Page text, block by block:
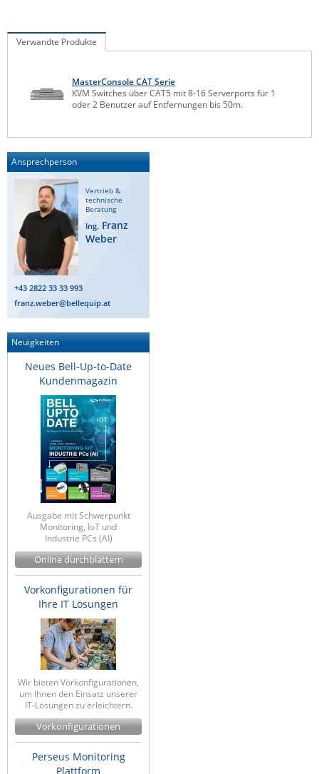
Ihse
Kramer Electronics
LigoWave
Milesight
Moxa
Netio
Panorama Antennas
PatchSee
Power Kingdom
Raritan
Riello UPS
Server Technology
Siretta
SIRIO Antenne
Sunbird
Tactical Software
TEKTELIC
Teltonika
Unwired Networks
Vision
WATTECO
Westermo
Yuasa
ZPE Systems
News zu unseren Herstellern
Verwandte Produkte
MasterConsole CAT Serie
KVM Switches über CAT5 mit 8-16 Serverports für 1
oder 2 Benutzer auf Entfernungen bis 50m.
Ansprechperson
Vertrieb &
technische
Beratung
Ing. Franz
Weber
+43 2822 33 33 993
franz.weber@bellequip.at
Neuigkeiten
Neues Bell-Up-to-Date
Kundenmagazin
Ausgabe mit Schwerpunkt
Monitoring, IoT und
Industrie PCs (AI)
Online durchblättern
Vorkonfigurationen für
Ihre IT Lösungen
Wir bieten Vorkonfigurationen,
um Ihnen den Einsatz unserer
IT-Lösungen zu erleichtern.
Vorkonfigurationen
Perseus Monitoring
Plattform